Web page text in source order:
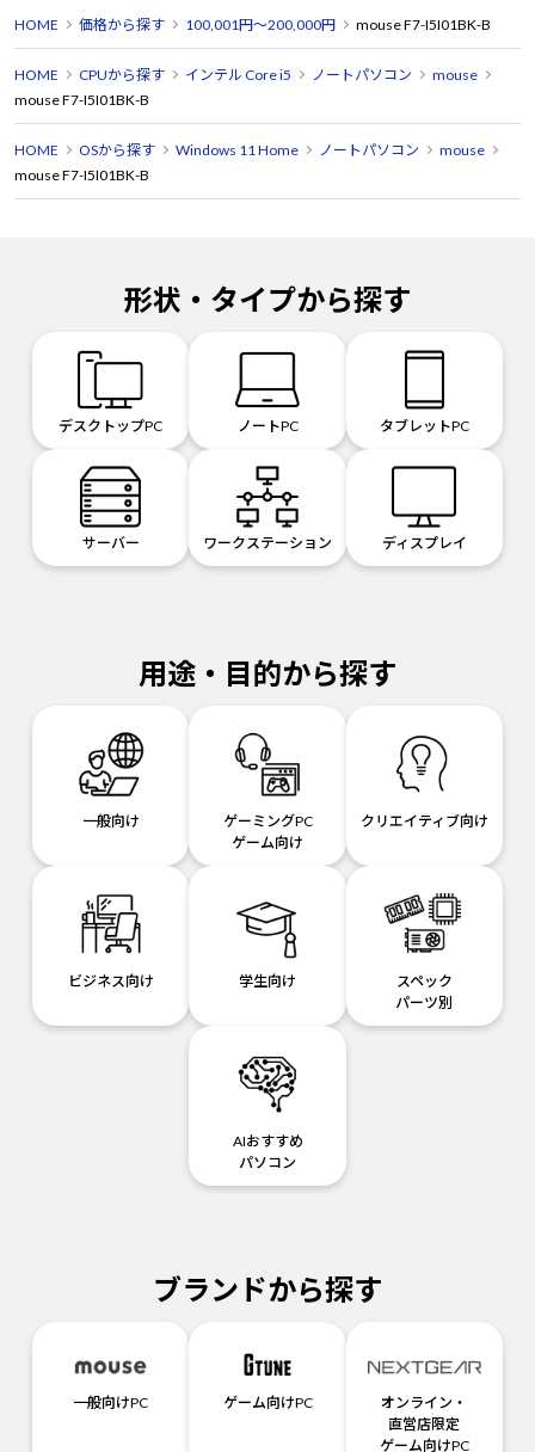
HOME 価格から探す 100,001円～200,000円 mouse F7-I5I01BK-B
HOME CPUから探す インテル Core i5 ノートパソコン
mouse
mouse F7-I5I01BK-B
HOME OSから探す Windows 11 Home ノートパソコン
mouse
mouse F7-I5I01BK-B
形状・タイプから探す
デスクトップPC ノートPC タブレットPC
サーバー ワークステーション ディスプレイ
用途・目的から探す
一般向け
ゲーミングPC
ゲーム向け
クリエイティブ向け
ビジネス向け 学生向け
スペック
パーツ別
AIおすすめ
パソコン
ブランドから探す
一般向けPC ゲーム向けPC
オンライン・
直営店限定
ゲーム向けPC